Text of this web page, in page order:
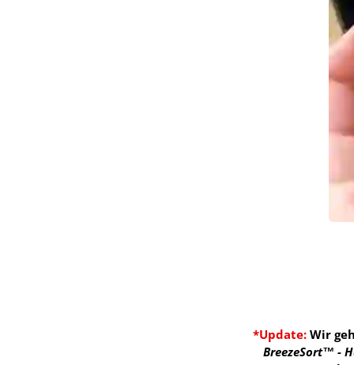
*Update: Wir
BreezeSort™ -